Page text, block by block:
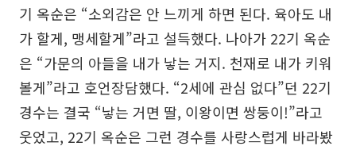
기 옥순은 “소외감은 안 느끼게 하면 된다. 육아도 내
가 할게, 맹세할게”라고 설득했다. 나아가 22기 옥순
은 “가문의 아들을 내가 낳는 거지. 천재로 내가 키워
볼게”라고 호언장담했다. “2세에 관심 없다”던 22기
경수는 결국 “낳는 거면 딸, 이왕이면 쌍둥이!”라고
웃었고, 22기 옥순은 그런 경수를 사랑스럽게 바라봤